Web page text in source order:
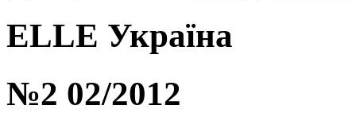
ELLE Україна
№2 02/2012